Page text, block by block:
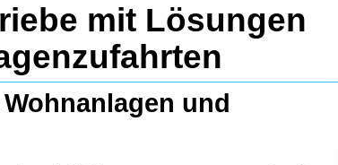
mit Lösungen
und